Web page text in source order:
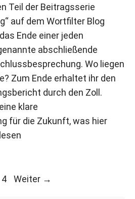
Teil der Beitragsserie
auf dem Wortfilter Blog
Ende einer jeden
abschließende
Wo liegen
Zum Ende erhaltet ihr den
durch den Zoll.
klare
für die Zukunft, was hier
Seite
4 Weiter →